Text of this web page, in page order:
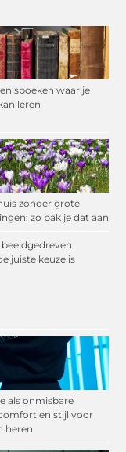
waar je
leren
zonder grote
zo pak je dat aan
juiste keuze is
als onmisbare
en stijl voor
heren